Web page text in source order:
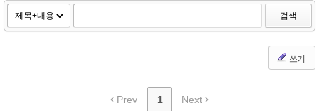
검색
쓰기
Prev 1 Next